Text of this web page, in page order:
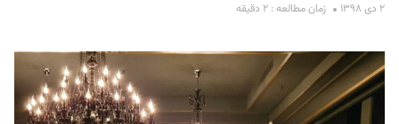
۲ دی ۱۳۹۸ زمان مطالعه : ۲ دقیقه